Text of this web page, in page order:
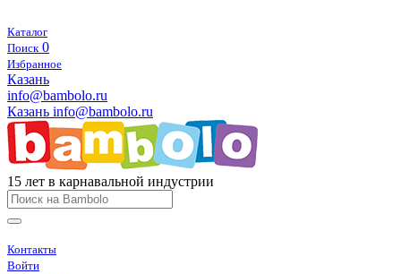
Каталог
Поиск 0
Избранное
Казань
info@bambolo.ru
Казань info@bambolo.ru
15 лет в карнавальной индустрии
Контакты
Войти